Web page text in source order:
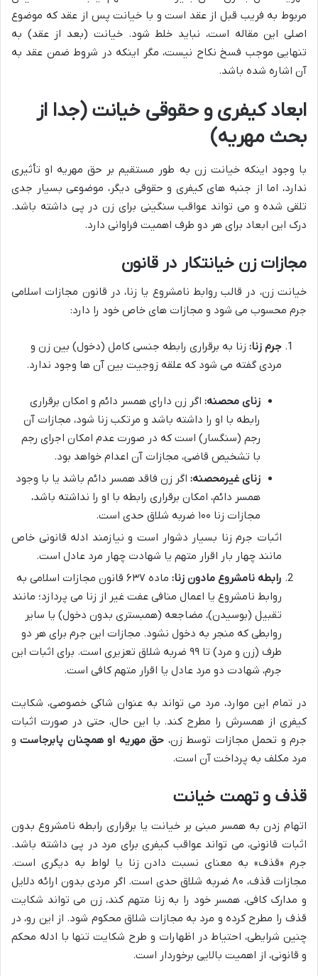
مربوط به فریب قبل از عقد است و با خیانت پس از عقد که موضوع
اصلی این مقاله است، نباید خلط شود. خیانت (بعد از عقد) به
تنهایی موجب فسخ نکاح نیست، مگر اینکه در شروط ضمن عقد به
آن اشاره شده باشد.
ابعاد کیفری و حقوقی خیانت (جدا از
بحث مهریه)
با وجود اینکه خیانت زن به طور مستقیم بر حق مهریه او تأثیری
ندارد، اما از جنبه های کیفری و حقوقی دیگر، موضوعی بسیار جدی
تلقی شده و می تواند عواقب سنگینی برای زن در پی داشته باشد.
درک این ابعاد برای هر دو طرف اهمیت فراوانی دارد.
مجازات زن خیانتکار در قانون
خیانت زن، در قالب روابط نامشروع یا زنا، در قانون مجازات اسلامی
جرم محسوب می شود و مجازات های خاص خود را دارد:
جرم زنا: زنا به برقراری رابطه جنسی کامل (دخول) بین زن و
مردی گفته می شود که علقه زوجیت بین آن ها وجود ندارد.
زنای محصنه: اگر زن دارای همسر دائم و امکان برقراری
رابطه با او را داشته باشد و مرتکب زنا شود، مجازات آن
رجم (سنگسار) است که در صورت عدم امکان اجرای رجم
با تشخیص قاضی، مجازات آن اعدام خواهد بود.
زنای غیرمحصنه: اگر زن فاقد همسر دائم باشد یا با وجود
همسر دائم، امکان برقراری رابطه با او را نداشته باشد،
مجازات زنا ۱۰۰ ضربه شلاق حدی است.
اثبات جرم زنا بسیار دشوار است و نیازمند ادله قانونی خاص
مانند چهار بار اقرار متهم یا شهادت چهار مرد عادل است.
رابطه نامشروع مادون زنا:
ماده ۶۳۷ قانون مجازات اسلامی به
روابط نامشروع یا اعمال منافی عفت غیر از زنا می پردازد؛ مانند
تقبیل (بوسیدن)، مضاجعه (همبستری بدون دخول) یا سایر
روابطی که منجر به دخول نشود. مجازات این جرم برای هر دو
طرف (زن و مرد) تا ۹۹ ضربه شلاق تعزیری است. برای اثبات این
جرم، شهادت دو مرد عادل یا اقرار متهم کافی است.
در تمام این موارد، مرد می تواند به عنوان شاکی خصوصی، شکایت
کیفری از همسرش را مطرح کند. با این حال، حتی در صورت اثبات
جرم و تحمل مجازات توسط زن، حق مهریه او همچنان پابرجاستو
مرد مکلف به پرداخت آن است.
قذف و تهمت خیانت
اتهام زدن به همسر مبنی بر خیانت یا برقراری رابطه نامشروع بدون
اثبات قانونی، می تواند عواقب کیفری برای مرد در پی داشته باشد.
جرم «قذف» به معنای نسبت دادن زنا یا لواط به دیگری است.
مجازات قذف، ۸۰ ضربه شلاق حدی است. اگر مردی بدون ارائه دلایل
و مدارک کافی، همسر خود را به زنا متهم کند، زن می تواند شکایت
قذف را مطرح کرده و مرد به مجازات شلاق محکوم شود. از این رو، در
چنین شرایطی، احتیاط در اظهارات و طرح شکایت تنها با ادله محکم
و قانونی، از اهمیت بالایی برخوردار است.